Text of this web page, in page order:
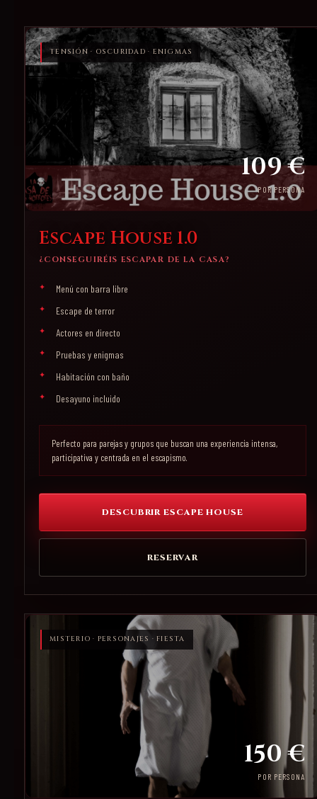
TENSIÓN · OSCURIDAD · ENIGMAS
109 €
POR PERSONA
Escape House 1.0
¿CONSEGUIRÉIS ESCAPAR DE LA CASA?
Menú con barra libre
Escape de terror
Actores en directo
Pruebas y enigmas
Habitación con baño
Desayuno incluido
Perfecto para parejas y grupos que buscan una experiencia intensa,
participativa y centrada en el escapismo.
DESCUBRIR ESCAPE HOUSE
RESERVAR
MISTERIO · PERSONAJES · FIESTA
150 €
POR PERSONA